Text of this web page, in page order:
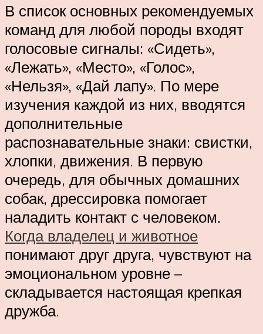
В список основных рекомендуемых
команд для любой породы входят
голосовые сигналы: «Сидеть»,
«Лежать», «Место», «Голос»,
«Нельзя», «Дай лапу». По мере
изучения каждой из них, вводятся
дополнительные
распознавательные знаки: свистки,
хлопки, движения. В первую
очередь, для обычных домашних
собак, дрессировка помогает
наладить контакт с человеком.
Когда владелец и животное
понимают друг друга, чувствуют на
эмоциональном уровне –
складывается настоящая крепкая
дружба.